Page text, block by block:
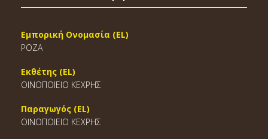
Εμπορική Ονομασία (EL)
ΡΟΖΑ
Εκθέτης (EL)
ΟΙΝΟΠΟΙΕΙΟ ΚΕΧΡΗΣ
Παραγωγός (EL)
ΟΙΝΟΠΟΙΕΙΟ ΚΕΧΡΗΣ